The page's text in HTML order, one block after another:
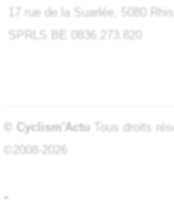
17 rue de la Suarlée, 5080
SPRLS BE 0836.273.820
© Cyclism'Actu Tous droits
©2008-2026
-